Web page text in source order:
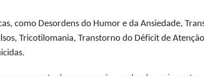
como Desordens do Humor e da Ansiedade,
Tricotilomania, Transtorno do Déficit de